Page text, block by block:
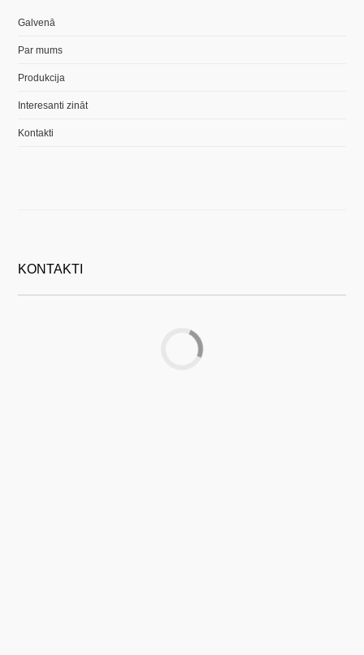
Galvenā
Par mums
Produkcija
Interesanti zināt
Kontakti
KONTAKTI